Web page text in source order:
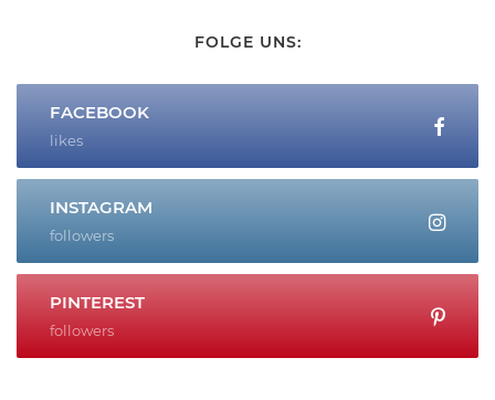
FOLGE UNS:
FACEBOOK
likes
INSTAGRAM
followers
PINTEREST
followers